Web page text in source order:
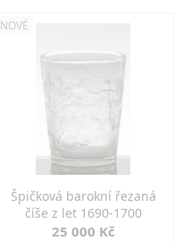
NOVÉ
Špičková barokní řezaná
číše z let 1690-1700
25 000 Kč